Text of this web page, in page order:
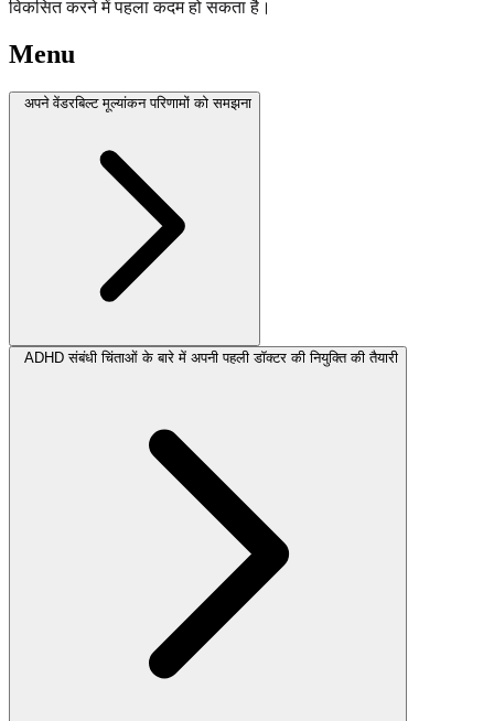
विकसित करने में पहला कदम हो सकता है।
Menu
अपने वेंडरबिल्ट मूल्यांकन परिणामों को समझना
ADHD संबंधी चिंताओं के बारे में अपनी पहली डॉक्टर की नियुक्ति की तैयारी